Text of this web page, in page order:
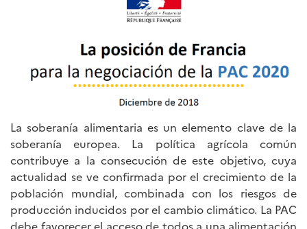
La soberanía alimentaria es un elemento clave de la
soberanía europea. La política agrícola común
contribuye a la consecución de este objetivo, cuya
actualidad se ve confirmada por el crecimiento de la
población mundial, combinada con los riesgos de
producción inducidos por el cambio climático. La PAC
debe favorecer el acceso de todos a una alimentación